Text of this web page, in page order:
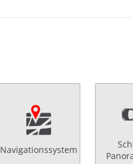
Navigationssystem